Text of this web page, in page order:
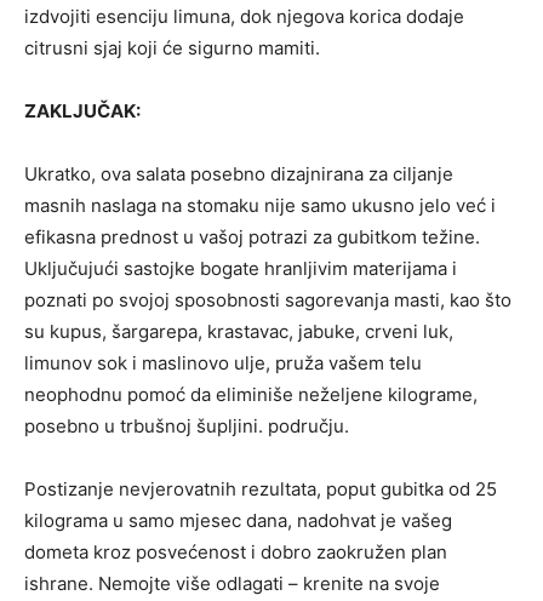
izdvojiti esenciju limuna, dok njegova korica dodaje
citrusni sjaj koji će sigurno mamiti.
ZAKLJUČAK:
Ukratko, ova salata posebno dizajnirana za ciljanje
masnih naslaga na stomaku nije samo ukusno jelo već i
efikasna prednost u vašoj potrazi za gubitkom težine.
Uključujući sastojke bogate hranljivim materijama i
poznati po svojoj sposobnosti sagorevanja masti, kao što
su kupus, šargarepa, krastavac, jabuke, crveni luk,
limunov sok i maslinovo ulje, pruža vašem telu
neophodnu pomoć da eliminiše neželjene kilograme,
posebno u trbušnoj šupljini. području.
Postizanje nevjerovatnih rezultata, poput gubitka od 25
kilograma u samo mjesec dana, nadohvat je vašeg
dometa kroz posvećenost i dobro zaokružen plan
ishrane. Nemojte više odlagati – krenite na svoje